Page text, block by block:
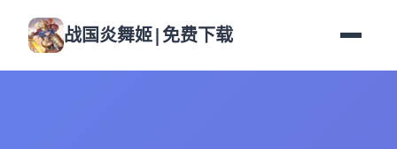
战国炎舞姬|免费下载